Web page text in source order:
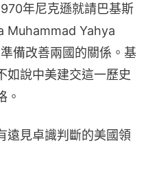
年尼克遜就請巴基斯
Muhammad Yahya
備改善兩國的關係。基
如說中美建交這一歷史
。
遠見卓識判斷的美國領